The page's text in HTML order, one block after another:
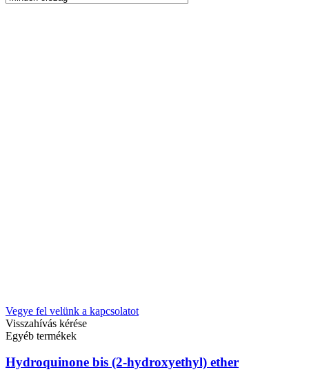
Vegye fel velünk a kapcsolatot
Visszahívás kérése
Egyéb termékek
Hydroquinone bis (2-hydroxyethyl) ether